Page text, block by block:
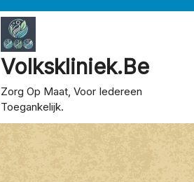
Volkskliniek.be
Zorg Op Maat, Voor Iedereen
Toegankelijk.